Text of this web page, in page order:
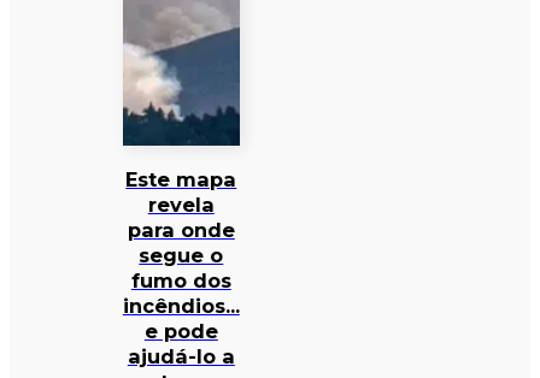
Este mapa
revela
para onde
segue o
fumo dos
incêndios…
e pode
ajudá-lo a